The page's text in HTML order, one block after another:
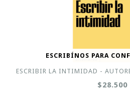
ESCRIBÍNOS PARA
ESCRIBIR LA INTIMIDAD -
$28.500